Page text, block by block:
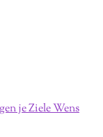
je Ziele Wens